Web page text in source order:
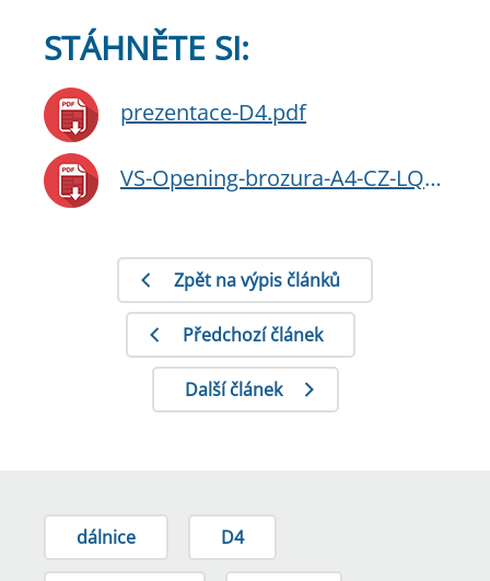
STÁHNĚTE SI:
prezentace-D4.pdf
VS-Opening-brozura-A4-CZ-LQ.pdf
Zpět na výpis článků
Předchozí článek
Další článek
dálnice D4